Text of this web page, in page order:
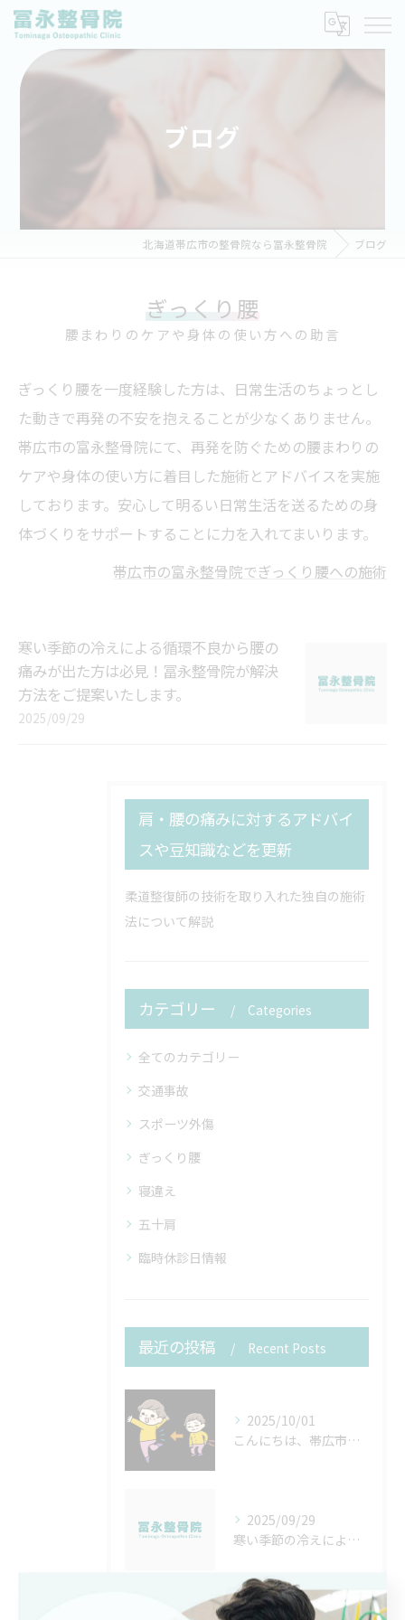
ブログ
北海道帯広市の整骨院なら冨永整骨院 ブログ
ぎっくり腰
腰まわりのケアや身体の使い方への助言
ぎっくり腰を一度経験した方は、日常生活のちょっとし
た動きで再発の不安を抱えることが少なくありません。
帯広市の富永整骨院にて、再発を防ぐための腰まわりの
ケアや身体の使い方に着目した施術とアドバイスを実施
しております。安心して明るい日常生活を送るための身
体づくりをサポートすることに力を入れてまいります。
帯広市の富永整骨院でぎっくり腰への施術
寒い季節の冷えによる循環不良から腰の
痛みが出た方は必見！冨永整骨院が解決
方法をご提案いたします。
2025/09/29
肩・腰の痛みに対するアドバイ
スや豆知識などを更新
柔道整復師の技術を取り入れた独自の施術
法について解説
カテゴリー Categories
全てのカテゴリー
交通事故
スポーツ外傷
ぎっくり腰
寝違え
五十肩
臨時休診日情報
最近の投稿 Recent Posts
2025/10/01
こんにちは、帯広市の皆さん！😊
2025/09/29
寒い季節の冷えによる循環不良から腰の痛みが出た方は必見！冨永整骨院が解決方法をご提案いたします。